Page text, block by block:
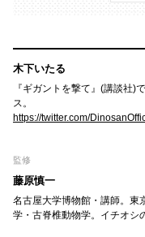
木下いたる
『ギガントを撃て』(講談社)
ス。
https://twitter.com/
監修
藤原慎一
名古屋大学博物館・講師。東
学・古脊椎動物学。イチオシ